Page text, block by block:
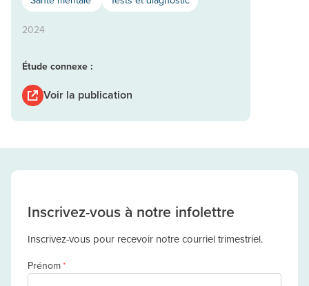
2024
Étude connexe :
Voir la publication
Inscrivez-vous à notre infolettre
Inscrivez-vous pour recevoir notre courriel trimestriel.
Prénom*